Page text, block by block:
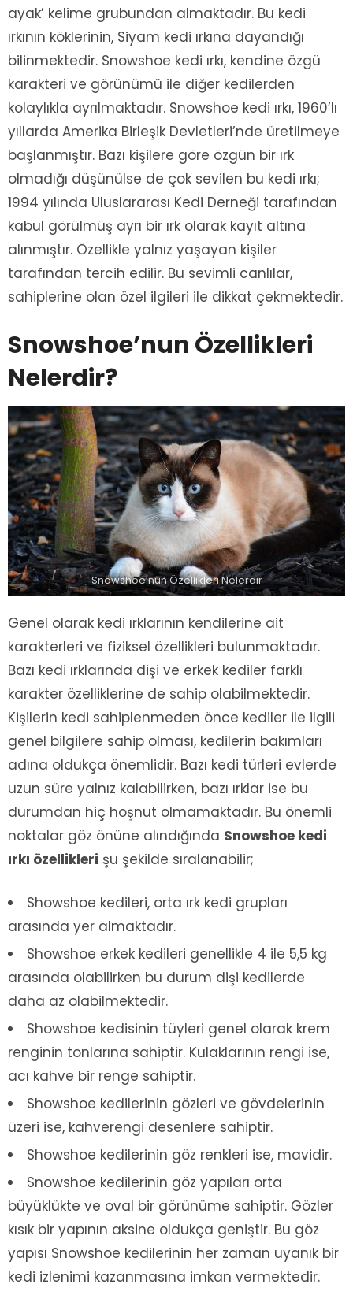
ayak’ kelime grubundan almaktadır. Bu kedi
ırkının köklerinin, Siyam kedi ırkına dayandığı
bilinmektedir. Snowshoe kedi ırkı, kendine özgü
karakteri ve görünümü ile diğer kedilerden
kolaylıkla ayrılmaktadır. Snowshoe kedi ırkı, 1960’lı
yıllarda Amerika Birleşik Devletleri’nde üretilmeye
başlanmıştır. Bazı kişilere göre özgün bir ırk
olmadığı düşünülse de çok sevilen bu kedi ırkı;
1994 yılında Uluslararası Kedi Derneği tarafından
kabul görülmüş ayrı bir ırk olarak kayıt altına
alınmıştır. Özellikle yalnız yaşayan kişiler
tarafından tercih edilir. Bu sevimli canlılar,
sahiplerine olan özel ilgileri ile dikkat çekmektedir.
Snowshoe’nun Özellikleri
Nelerdir?
Snowshoe’nun Özellikleri Nelerdir
Genel olarak kedi ırklarının kendilerine ait
karakterleri ve fiziksel özellikleri bulunmaktadır.
Bazı kedi ırklarında dişi ve erkek kediler farklı
karakter özelliklerine de sahip olabilmektedir.
Kişilerin kedi sahiplenmeden önce kediler ile ilgili
genel bilgilere sahip olması, kedilerin bakımları
adına oldukça önemlidir. Bazı kedi türleri evlerde
uzun süre yalnız kalabilirken, bazı ırklar ise bu
durumdan hiç hoşnut olmamaktadır. Bu önemli
noktalar göz önüne alındığında Snowshoe kedi
ırkı özellikleri şu şekilde sıralanabilir;
Showshoe kedileri, orta ırk kedi grupları
arasında yer almaktadır.
Showshoe erkek kedileri genellikle 4 ile 5,5 kg
arasında olabilirken bu durum dişi kedilerde
daha az olabilmektedir.
Showshoe kedisinin tüyleri genel olarak krem
renginin tonlarına sahiptir. Kulaklarının rengi ise,
acı kahve bir renge sahiptir.
Showshoe kedilerinin gözleri ve gövdelerinin
üzeri ise, kahverengi desenlere sahiptir.
Showshoe kedilerinin göz renkleri ise, mavidir.
Snowshoe kedilerinin göz yapıları orta
büyüklükte ve oval bir görünüme sahiptir. Gözler
kısık bir yapının aksine oldukça geniştir. Bu göz
yapısı Snowshoe kedilerinin her zaman uyanık bir
kedi izlenimi kazanmasına imkan vermektedir.